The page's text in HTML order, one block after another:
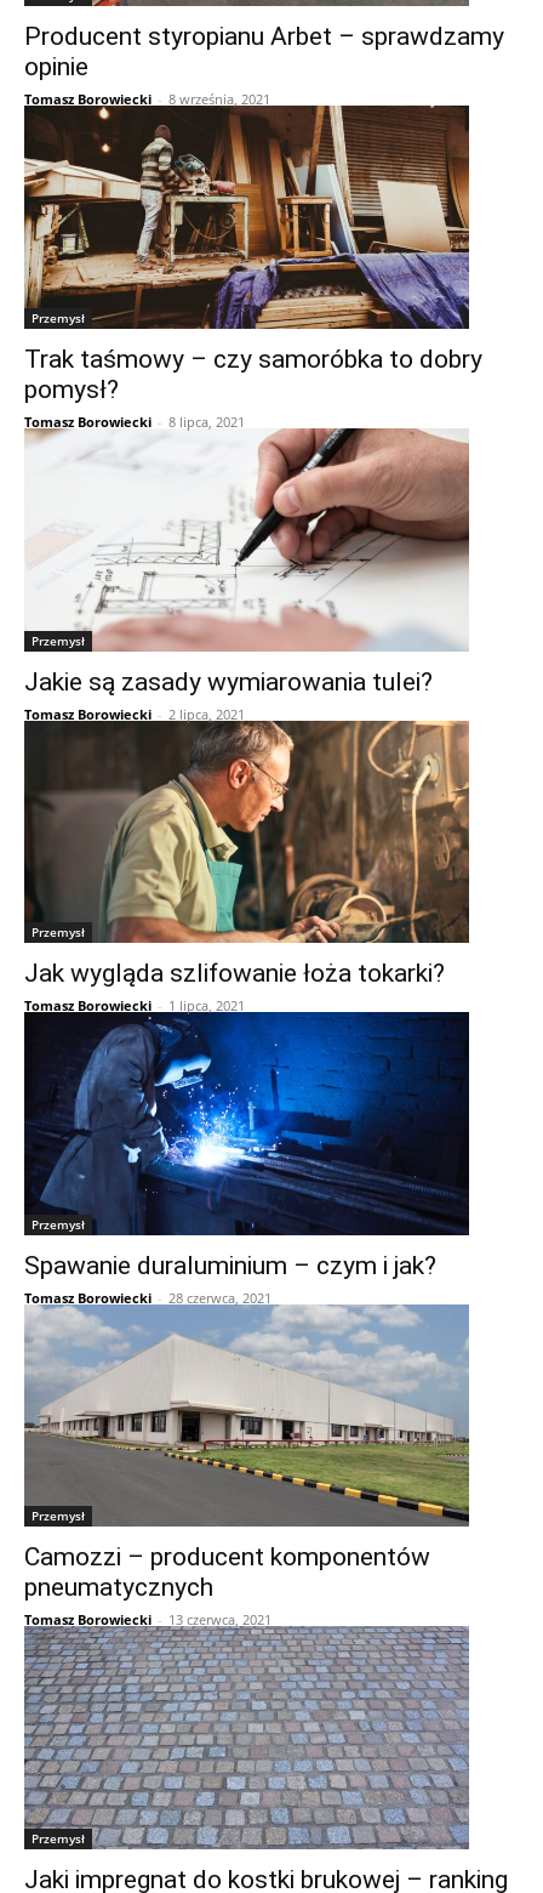
Producent styropianu Arbet – sprawdzamy
opinie
Tomasz Borowiecki - 8 września, 2021
Przemysł
Trak taśmowy – czy samoróbka to dobry
pomysł?
Tomasz Borowiecki - 8 lipca, 2021
Przemysł
Jakie są zasady wymiarowania tulei?
Tomasz Borowiecki - 2 lipca, 2021
Przemysł
Jak wygląda szlifowanie łoża tokarki?
Tomasz Borowiecki - 1 lipca, 2021
Przemysł
Spawanie duraluminium – czym i jak?
Tomasz Borowiecki - 28 czerwca, 2021
Przemysł
Camozzi – producent komponentów
pneumatycznych
Tomasz Borowiecki - 13 czerwca, 2021
Przemysł
Jaki impregnat do kostki brukowej – ranking